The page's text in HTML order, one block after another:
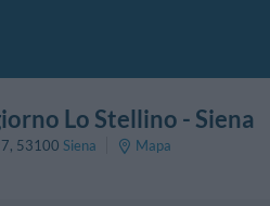
Lo Stellino - Siena
, 53100 Siena Mapa